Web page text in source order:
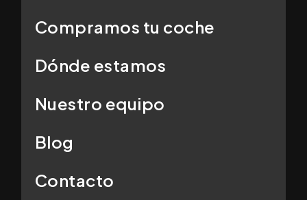
Compramos tu coche
Dónde estamos
Nuestro equipo
Blog
Contacto